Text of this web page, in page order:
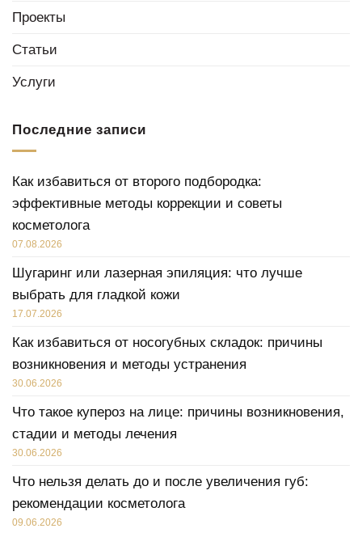
Проекты
Статьи
Услуги
Последние записи
Как избавиться от второго подбородка:
эффективные методы коррекции и советы
косметолога
07.08.2026
Шугаринг или лазерная эпиляция: что лучше
выбрать для гладкой кожи
17.07.2026
Как избавиться от носогубных складок: причины
возникновения и методы устранения
30.06.2026
Что такое купероз на лице: причины возникновения,
стадии и методы лечения
30.06.2026
Что нельзя делать до и после увеличения губ:
рекомендации косметолога
09.06.2026